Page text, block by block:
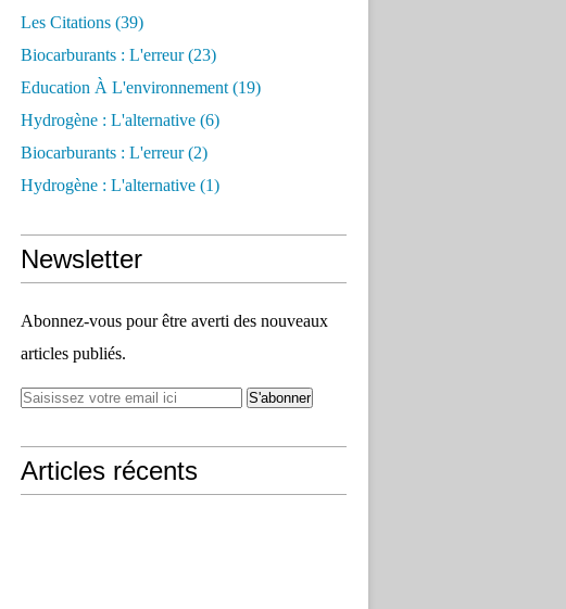
Les Citations (39)
Biocarburants : L'erreur(23)
Education À L'environnement (19)
Hydrogène : L'alternative (6)
Biocarburants : L'erreur(2)
Hydrogène : L'alternative (1)
Newsletter
Abonnez-vous pour être averti des nouveaux
articles publiés.
Articles récents